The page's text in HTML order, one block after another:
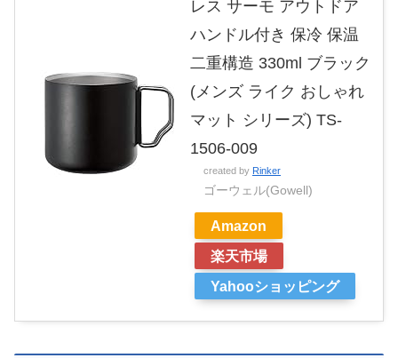
レス サーモ アウトドア
ハンドル付き 保冷 保温
二重構造 330ml ブラック
(メンズ ライク おしゃれ
マット シリーズ) TS-
1506-009
created by Rinker
ゴーウェル(Gowell)
Amazon
楽天市場
Yahooショッピング